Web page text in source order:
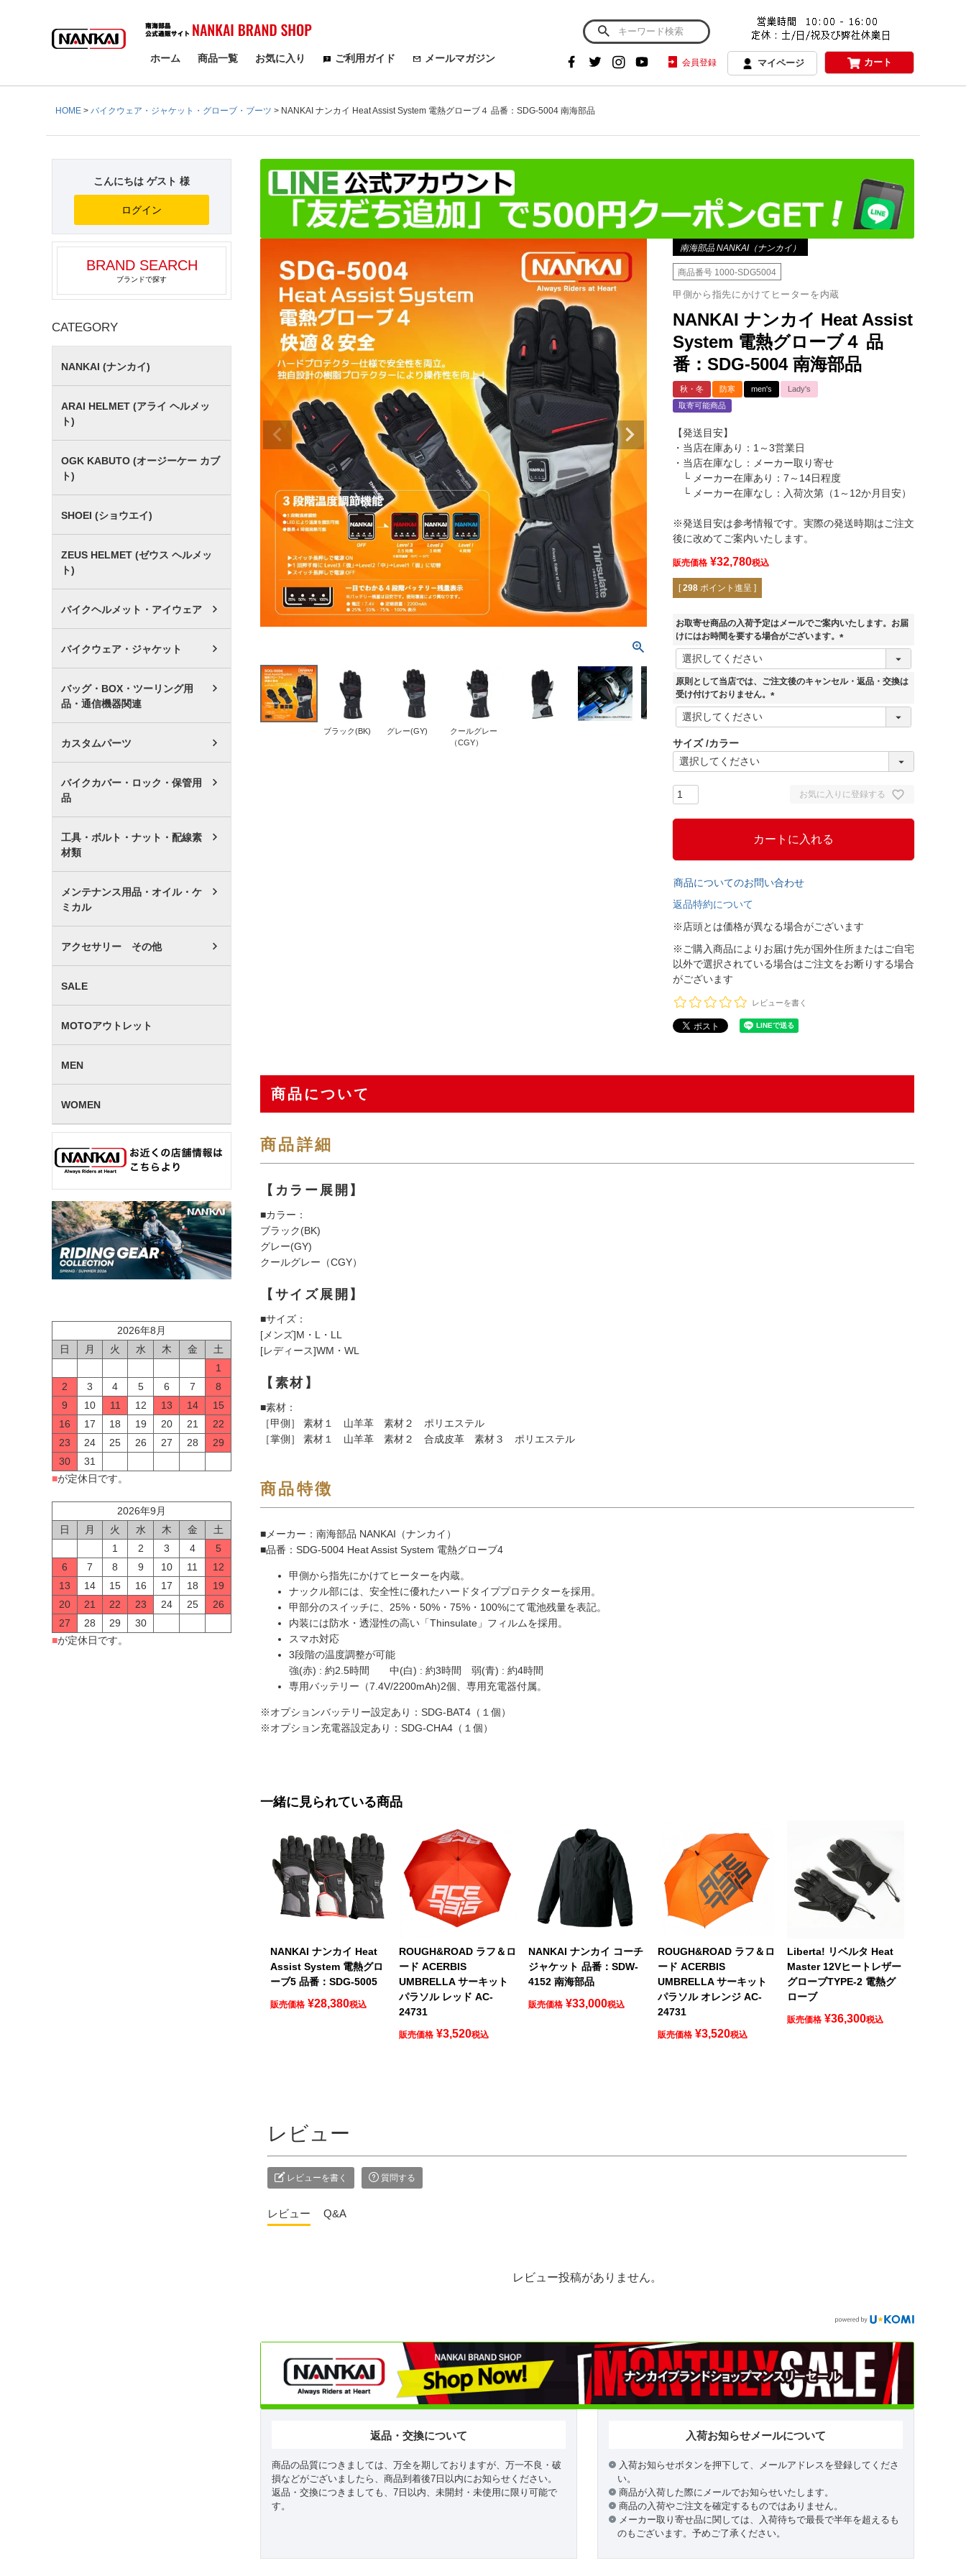
検索
ホーム 商品一覧 お気に入り ご利用ガイド メールマガジン 会員登録 マイページ カート
HOME バイクウェア・ジャケット・グローブ・ブーツ NANKAI ナンカイ Heat Assist System 電熱グローブ４ 品番：SDG-5004 南海部品
こんにちは ゲスト 様
ログイン
BRAND SEARCH
ブランドで探す
CATEGORY
NANKAI (ナンカイ)
ARAI HELMET (アライ ヘルメッ
ト)
OGK KABUTO (オージーケー カブ
ト)
SHOEI (ショウエイ)
ZEUS HELMET (ゼウス ヘルメッ
ト)
バイクヘルメット・アイウェア
バイクウェア・ジャケット
バッグ・BOX・ツーリング用
品・通信機器関連
カスタムパーツ
バイクカバー・ロック・保管用
品
工具・ボルト・ナット・配線素
材類
メンテナンス用品・オイル・ケ
ミカル
アクセサリー その他
SALE
MOTOアウトレット
MEN
WOMEN
2026年8月
日
月 火 水 木 金
土
1
2
3 4 5 6 7
8
9
10 11 12 13 14
15
16
17 18 19 20 21
22
23
24 25 26 27 28
29
30
31
■が定休日です。
2026年9月
日
月 火 水 木 金
土
1
2 3 4
5
6
7 8 9 10 11
12
13
14 15 16 17 18
19
20
21 22 23 24 25
26
27
28 29
30
■が定休日です。
ブラック(BK)
ブラック(BK) グレー(GY)
クールグレー
（CGY）
南海部品 NANKAI（ナンカイ）
商品番号 1000-SDG5004
甲側から指先にかけてヒーターを内蔵
NANKAI ナンカイ Heat Assist
System 電熱グローブ４ 品
番：SDG-5004 南海部品
秋・冬 防寒 men's
Lady's
取寄可能商品
【発送目安】
・当店在庫あり：1～3営業日
・当店在庫なし：メーカー取り寄せ
└ メーカー在庫あり：7～14日程度
└ メーカー在庫なし：入荷次第（1～12か月目安）
※発送目安は参考情報です。実際の発送時期はご注文
後に改めてご案内いたします。
販売価格 ¥32,780税込
[ 298 ポイント進呈 ]
お取寄せ商品の入荷予定はメールでご案内いたします。お届
けにはお時間を要する場合がございます。
(
須
原則として当店では、ご注文後のキャンセル・返品・交換は
受け付けておりません。
(
)
サイズ カラー
お気に入りに登録する
カートに入れる
商品についてのお問い合わせ
返品特約について
※店頭とは価格が異なる場合がございます
※ご購入商品によりお届け先が国外住所またはご自宅
以外で選択されている場合はご注文をお断りする場合
がございます
レビューを書く
商品について
商品詳細
【カラー展開】
■カラー：
ブラック(BK)
グレー(GY)
クールグレー（CGY）
【サイズ展開】
■サイズ：
[メンズ]M・L・LL
[レディース]WM・WL
【素材】
■素材：
［甲側］ 素材１ 山羊革 素材２ ポリエステル
［掌側］ 素材１ 山羊革 素材２ 合成皮革 素材３ ポリエステル
商品特徴
■メーカー：南海部品 NANKAI（ナンカイ）
■品番：SDG-5004 Heat Assist System 電熱グローブ4
甲側から指先にかけてヒーターを内蔵。
ナックル部には、安全性に優れたハードタイププロテクターを採用。
甲部分のスイッチに、25%・50%・75%・100%にて電池残量を表記。
内装には防水・透湿性の高い「Thinsulate」フィルムを採用。
スマホ対応
3段階の温度調整が可能
強(赤) : 約2.5時間 中(白) : 約3時間 弱(青) : 約4時間
専用バッテリー（7.4V/2200mAh)2個、専用充電器付属。
※オプションバッテリー設定あり：SDG-BAT4（１個）
※オプション充電器設定あり：SDG-CHA4（１個）
一緒に見られている商品
NANKAI ナンカイ Heat
Assist System 電熱グロ
ーブ5 品番：SDG-5005
販売価格 ¥28,380税込
ROUGH&ROAD ラフ＆ロ
ード ACERBIS
UMBRELLA サーキット
パラソル レッド AC-
24731
販売価格 ¥3,520税込
NANKAI ナンカイ コーチ
ジャケット 品番：SDW-
4152 南海部品
販売価格 ¥33,000税込
ROUGH&ROAD ラフ＆ロ
ード ACERBIS
UMBRELLA サーキット
パラソル オレンジ AC-
24731
販売価格 ¥3,520税込
Liberta! リベルタ Heat
Master 12Vヒートレザー
グローブTYPE-2 電熱グ
ローブ
販売価格 ¥36,300税込
レビュー
レビューを書く 質問する
レビュー Q&A
レビュー投稿がありません。
返品・交換について
商品の品質につきましては、万全を期しておりますが、万一不良・破
損などがございましたら、商品到着後7日以内にお知らせください。
返品・交換につきましても、7日以内、未開封・未使用に限り可能で
す。
入荷お知らせメールについて
入荷お知らせボタンを押下して、メールアドレスを登録してくださ
い。
商品が入荷した際にメールでお知らせいたします。
商品の入荷やご注文を確定するものではありません。
メーカー取り寄せ品に関しては、入荷待ちで最長で半年を超えるも
のもございます。予めご了承ください。